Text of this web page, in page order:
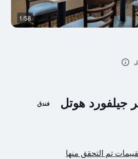
جيلفورد هوتل فندق
1/58